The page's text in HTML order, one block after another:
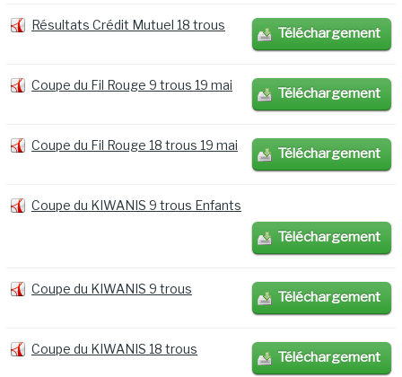
Résultats Crédit Mutuel 18 trous Téléchargement
Coupe du Fil Rouge 9 trous 19 mai Téléchargement
Coupe du Fil Rouge 18 trous 19 mai Téléchargement
Coupe du KIWANIS 9 trous Enfants
Téléchargement
Coupe du KIWANIS 9 trous Téléchargement
Coupe du KIWANIS 18 trous Téléchargement